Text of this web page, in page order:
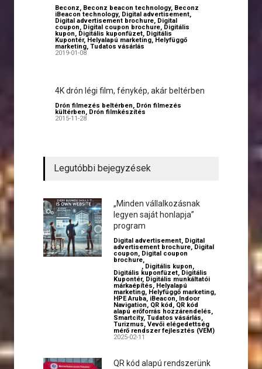
Beconz, Beconz beacon technology, Beconz
iBeacon technology, Digital advertisement,
Digital advertisement brochure, Digital
coupon, Digital coupon brochure, Digitális
kupon, Digitális kuponfüzet, Digitális
Kupontér, Helyalapú marketing, Helyfüggő
marketing, Tudatos vásárlás
2019-01-08
4K drón légi film, fénykép, akár beltérben
Drón filmezés beltérben, Drón filmezés
kültérben, Drón filmkészítés
2015-11-28
Legutóbbi bejegyzések
„Minden vállalkozásnak
legyen saját honlapja”
program
Digital advertisement, Digital
advertisement brochure, Digital
coupon, Digital coupon
brochure,
, Digitális kupon,
Digitális kuponfüzet, Digitális
Kupontér, Digitális munkáltatói
márkaépítés, Helyalapú
marketing, Helyfüggő marketing,
HPE Aruba, iBeacon, Indoor
Navigation, QR kód, QR kód
alapú erőforrás hozzárendelés,
Smartcity, Tudatos vásárlás,
Turizmus, Vevői elégedettség
mérő rendszer fejlesztés (VEM)
2025-02-11
QR kód alapú rendszerünk